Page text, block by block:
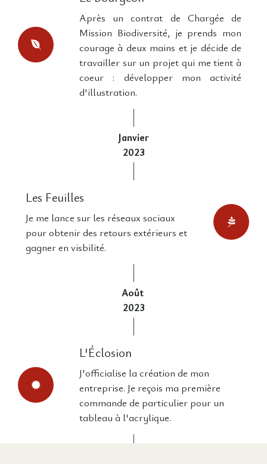
Après un contrat de Chargée de
Mission Biodiversité, je prends mon
courage à deux mains et je décide de
travailler sur un projet qui me tient à
coeur : développer mon activité
d'illustration.
Janvier
2023
Les Feuilles
Je me lance sur les réseaux sociaux
pour obtenir des retours extérieurs et
gagner en visbilité.
Août
2023
L'Éclosion
J'officialise la création de mon
entreprise. Je reçois ma première
commande de particulier pour un
tableau à l'acrylique.